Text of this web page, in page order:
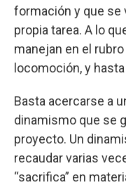
formación y que se
propia tarea. A lo
manejan en el
locomoción, y
Basta acercarse a
dinamismo que se
proyecto. Un
recaudar varias
“sacrifica” en